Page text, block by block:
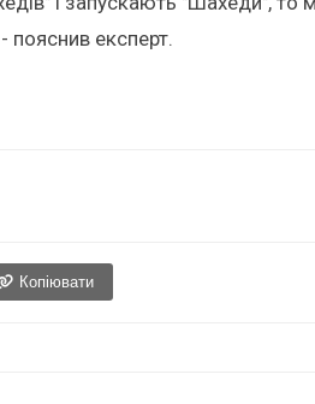
пояснив експерт.
Копіювати